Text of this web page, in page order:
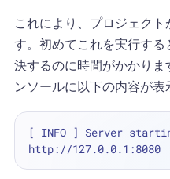
これにより、プロジェク
す。初めてこれを実行す
決するのに時間がかかり
ンソールに以下の内容が
[ INFO ] Server